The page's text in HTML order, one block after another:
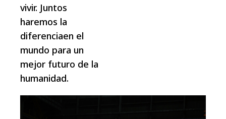
vivir. Juntos
haremos la
diferenciaen el
mundo para un
mejor futuro de la
humanidad.